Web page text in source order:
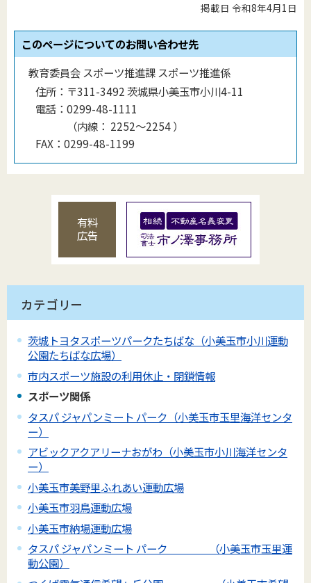
掲載日 令和8年4月1日
このページについてのお問い合わせ先
教育委員会 スポーツ推進課 スポーツ推進係
住所： 〒311-3492 茨城県小美玉市小川4-11
電話： 0299-48-1111
（内線 ： 2252～2254）
FAX： 0299-48-1199
有料
広告
カテゴリー
茨城トヨタスポーツパークたちばな（小美玉市小川運動
公園たちばな広場）
市内スポーツ施設の利用休止・閉鎖情報
スポーツ関係
タスパ ジャパンミート パーク（小美玉市玉里海洋センタ
ー）
アビックアクアリーナおがわ（小美玉市小川海洋センタ
ー）
小美玉市美野里ふれあい運動広場
小美玉市羽鳥運動広場
小美玉市納場運動広場
タスパ ジャパンミート パーク （小美玉市玉里運
動公園）